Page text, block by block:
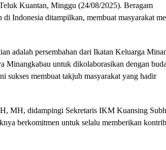
Kuantan, Minggu (24/08/2025). Beragam
Indonesia ditampilkan, membuat masyarakat
adalah persembahan dari Ikatan Keluarga
untuk dikolaborasikan dengan
sukses membuat takjub masyarakat yang hadir
MH, didampingi Sekretaris IKM Kuansing
berkomitmen untuk selalu memberikan